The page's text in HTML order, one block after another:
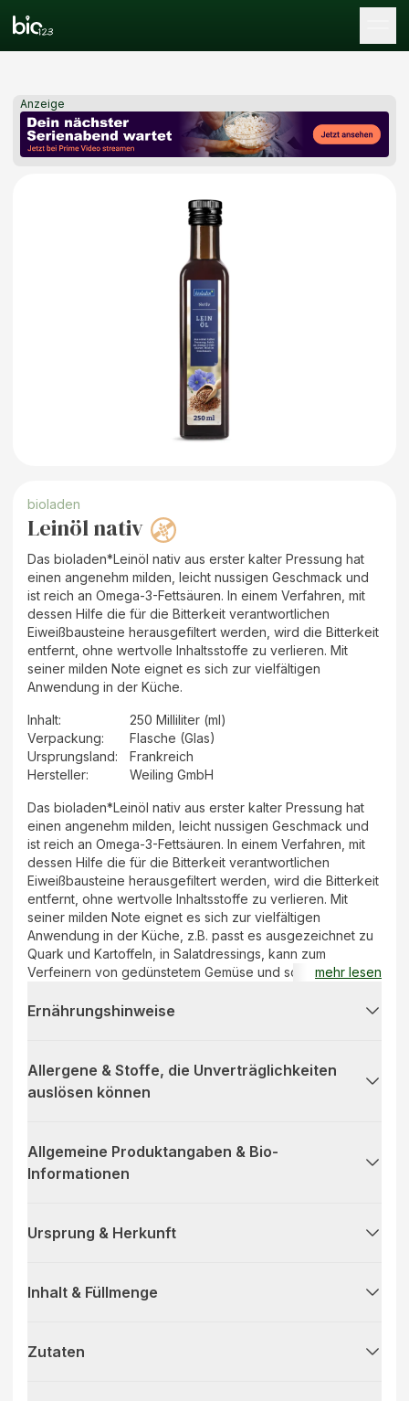
Anzeige
bioladen
Leinöl nativ
Das bioladen*Leinöl nativ aus erster kalter Pressung hat
einen angenehm milden, leicht nussigen Geschmack und
ist reich an Omega-3-Fettsäuren. In einem Verfahren, mit
dessen Hilfe die für die Bitterkeit verantwortlichen
Eiweißbausteine herausgefiltert werden, wird die Bitterkeit
entfernt, ohne wertvolle Inhaltsstoffe zu verlieren. Mit
seiner milden Note eignet es sich zur vielfältigen
Anwendung in der Küche.
Inhalt:
250 Milliliter (ml)
Verpackung:
Flasche (Glas)
Ursprungsland:
Frankreich
Hersteller: Weiling GmbH
Das bioladen*Leinöl nativ aus erster kalter Pressung hat
einen angenehm milden, leicht nussigen Geschmack und
ist reich an Omega-3-Fettsäuren. In einem Verfahren, mit
dessen Hilfe die für die Bitterkeit verantwortlichen
Eiweißbausteine herausgefiltert werden, wird die Bitterkeit
entfernt, ohne wertvolle Inhaltsstoffe zu verlieren. Mit
seiner milden Note eignet es sich zur vielfältigen
Anwendung in der Küche, z.B. passt es ausgezeichnet zu
Quark und Kartoffeln, in Salatdressings, kann zum
Verfeinern von gedünstetem Gemüse und sogar in süßen
mehr lesen
Ernährungshinweise
Allergene & Stoffe, die Unverträglichkeiten
auslösen können
Allgemeine Produktangaben & Bio-
Informationen
Ursprung & Herkunft
Inhalt & Füllmenge
Zutaten